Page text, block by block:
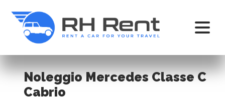
Noleggio Mercedes Classe C
Cabrio